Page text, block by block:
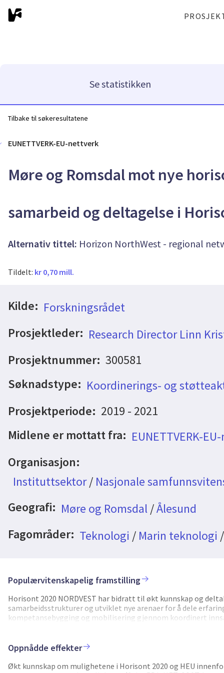
Se statistikken
Tilbake til søkeresultatene
EUNETTVERK-EU-nettverk
Møre og Romsdal mot nye
samarbeid og deltagelse i
Alternativ tittel: Horizon NorthWest - regional
Tildelt: kr 0,70 mill.
Kilde: Forskningsrådet
Prosjektleder: Research Director Linn
Prosjektnummer: 300581
Søknadstype: Koordinerings- og
Prosjektperiode: 2019 - 2021
Midlene er mottatt fra: EUNETTVERK-
Organisasjon:
Instituttsektor/ Nasjonale
Geografi: Møre og Romsdal/Ålesund
Fagområder: Teknologi / Marin teknologi
Populærvitenskapelig framstilling
Horisont 2020 NORDVEST har bidratt til økt kunnskap og
samarbeidsstrukturer og utviklet nye arenaer for å dele
kompetansebygging og mobilisering gjennom koordinert
verdiskapning knyttet til hav, bioøkonomi og
samarbeid i regionen, og inkluderte regionens forsknings-
ulike virkemiddelaktører. H2020 NORDVEST vil gjennom
Oppnådde effekter
Økt kunnskap om mulighetene i Horisont 2020 og HEU